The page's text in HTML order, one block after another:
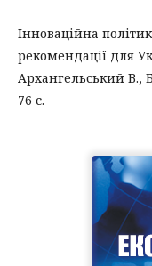
Інноваційна
рекомендації для
Архангельський В.,
76 с.